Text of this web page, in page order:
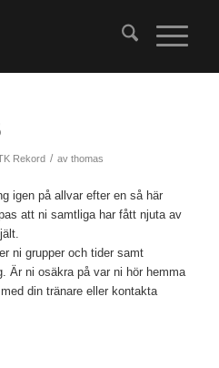
Rekord / av thomas
igen på allvar efter en så här
att ni samtliga har fått njuta av
ni grupper och tider samt
Är ni osäkra på var ni hör hemma
din tränare eller kontakta